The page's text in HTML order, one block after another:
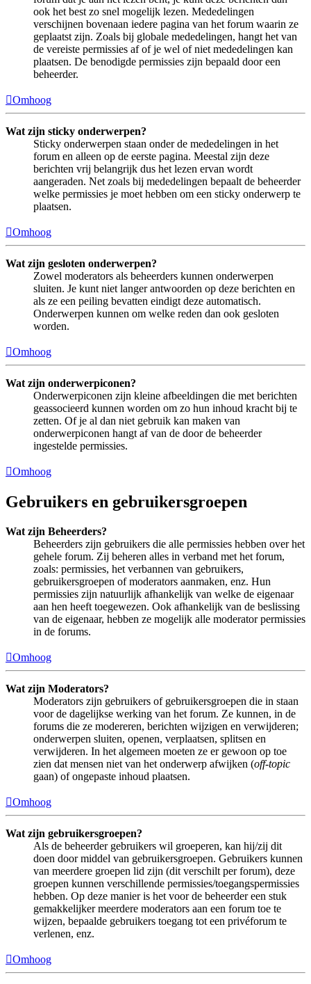
ook het best zo snel mogelijk lezen. Mededelingen
verschijnen bovenaan iedere pagina van het forum waarin ze
geplaatst zijn. Zoals bij globale mededelingen, hangt het van
de vereiste permissies af of je wel of niet mededelingen kan
plaatsen. De benodigde permissies zijn bepaald door een
beheerder.
Omhoog
Wat zijn sticky onderwerpen?
Sticky onderwerpen staan onder de mededelingen in het
forum en alleen op de eerste pagina. Meestal zijn deze
berichten vrij belangrijk dus het lezen ervan wordt
aangeraden. Net zoals bij mededelingen bepaalt de beheerder
welke permissies je moet hebben om een sticky onderwerp te
plaatsen.
Omhoog
Wat zijn gesloten onderwerpen?
Zowel moderators als beheerders kunnen onderwerpen
sluiten. Je kunt niet langer antwoorden op deze berichten en
als ze een peiling bevatten eindigt deze automatisch.
Onderwerpen kunnen om welke reden dan ook gesloten
worden.
Omhoog
Wat zijn onderwerpiconen?
Onderwerpiconen zijn kleine afbeeldingen die met berichten
geassocieerd kunnen worden om zo hun inhoud kracht bij te
zetten. Of je al dan niet gebruik kan maken van
onderwerpiconen hangt af van de door de beheerder
ingestelde permissies.
Omhoog
Gebruikers en gebruikersgroepen
Wat zijn Beheerders?
Beheerders zijn gebruikers die alle permissies hebben over het
gehele forum. Zij beheren alles in verband met het forum,
zoals: permissies, het verbannen van gebruikers,
gebruikersgroepen of moderators aanmaken, enz. Hun
permissies zijn natuurlijk afhankelijk van welke de eigenaar
aan hen heeft toegewezen. Ook afhankelijk van de beslissing
van de eigenaar, hebben ze mogelijk alle moderator permissies
in de forums.
Omhoog
Wat zijn Moderators?
Moderators zijn gebruikers of gebruikersgroepen die in staan
voor de dagelijkse werking van het forum. Ze kunnen, in de
forums die ze modereren, berichten wijzigen en verwijderen;
onderwerpen sluiten, openen, verplaatsen, splitsen en
verwijderen. In het algemeen moeten ze er gewoon op toe
zien dat mensen niet van het onderwerp afwijken (off-topic
gaan) of ongepaste inhoud plaatsen.
Omhoog
Wat zijn gebruikersgroepen?
Als de beheerder gebruikers wil groeperen, kan hij/zij dit
doen door middel van gebruikersgroepen. Gebruikers kunnen
van meerdere groepen lid zijn (dit verschilt per forum), deze
groepen kunnen verschillende permissies/toegangspermissies
hebben. Op deze manier is het voor de beheerder een stuk
gemakkelijker meerdere moderators aan een forum toe te
wijzen, bepaalde gebruikers toegang tot een privéforum te
verlenen, enz.
Omhoog